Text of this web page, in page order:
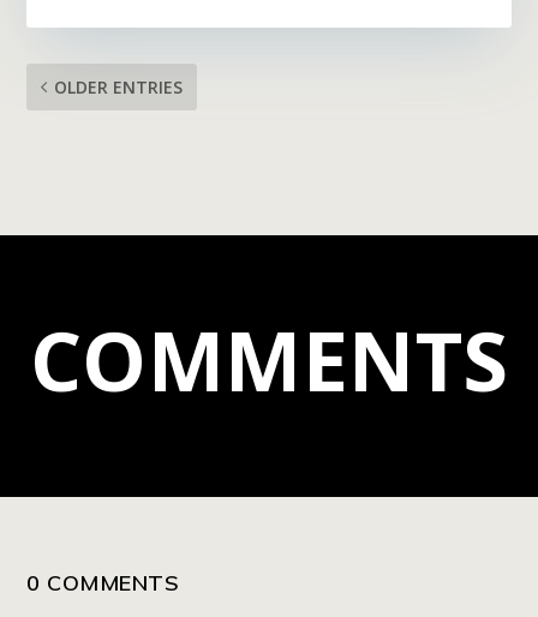
OLDER ENTRIES
COMMENTS
0 COMMENTS